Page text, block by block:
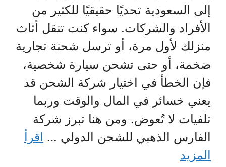
إلى السعودية تحديًا حقيقيًا للكثير من
الأفراد والشركات. سواء كنت تنقل أثاث
منزلك لأول مرة، أو ترسل شحنة تجارية
ضخمة، أو حتى تشحن سيارة شخصية،
فإن الخطأ في اختيار شركة الشحن قد
يعني خسائر في المال والوقت وربما
تلفيات لا تُعوض. ومن هنا تبرز شركة
الفارس الذهبي للشحن الدولي … اقرأ
المزيد